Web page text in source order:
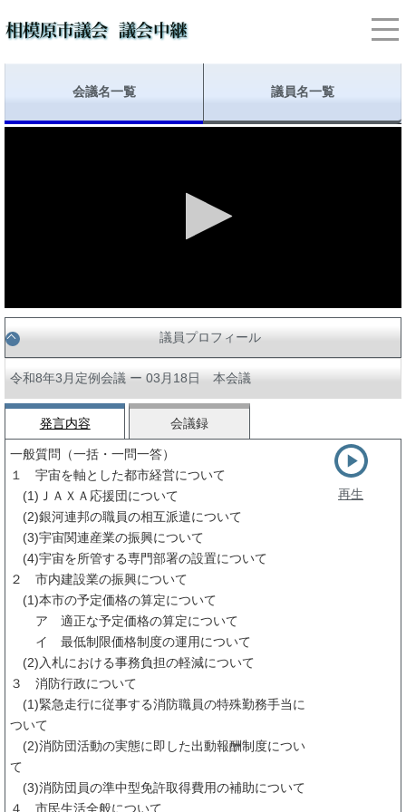
会議名一覧 議員名一覧
議員プロフィール
令和8年3月定例会議 ー 03月18日 本会議
発言内容 会議録
一般質問（一括・一問一答）
１ 宇宙を軸とした都市経営について
(1)ＪＡＸＡ応援団について
(2)銀河連邦の職員の相互派遣について
(3)宇宙関連産業の振興について
(4)宇宙を所管する専門部署の設置について
２ 市内建設業の振興について
(1)本市の予定価格の算定について
ア 適正な予定価格の算定について
イ 最低制限価格制度の運用について
(2)入札における事務負担の軽減について
３ 消防行政について
(1)緊急走行に従事する消防職員の特殊勤務手当に
ついて
(2)消防団活動の実態に即した出動報酬制度につい
て
(3)消防団員の準中型免許取得費用の補助について
４ 市民生活全般について
再生